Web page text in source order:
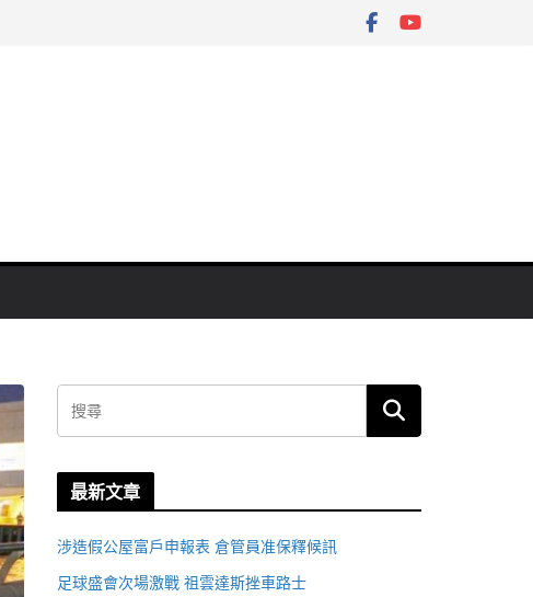
最新文章
涉造假公屋富戶申報表 倉管員准保釋候訊
足球盛會次場激戰 祖雲達斯挫車路士